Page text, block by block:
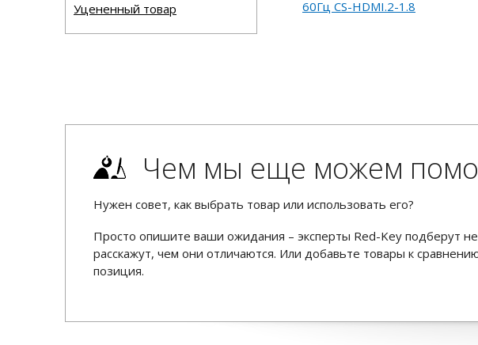
Уцененный товар
60Гц CS-HDMI.2-1.8
Чем мы еще можем
Нужен совет, как выбрать товар или использовать его?
Просто опишите ваши ожидания – эксперты Red-Key подберут
расскажут, чем они отличаются. Или добавьте товары к
позиция.